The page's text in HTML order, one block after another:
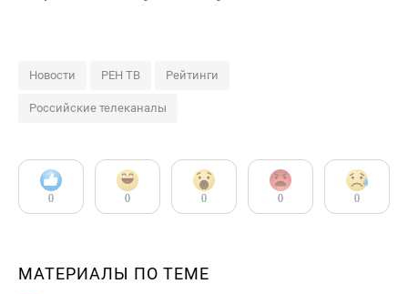
Новости РЕН ТВ Рейтинги
Российские телеканалы
0 0 0 0 0
МАТЕРИАЛЫ ПО ТЕМЕ